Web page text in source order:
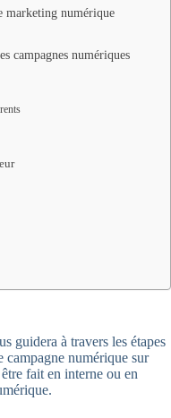
marketing numérique
campagnes numériques
guidera à travers les étapes
campagne numérique sur
fait en interne ou en